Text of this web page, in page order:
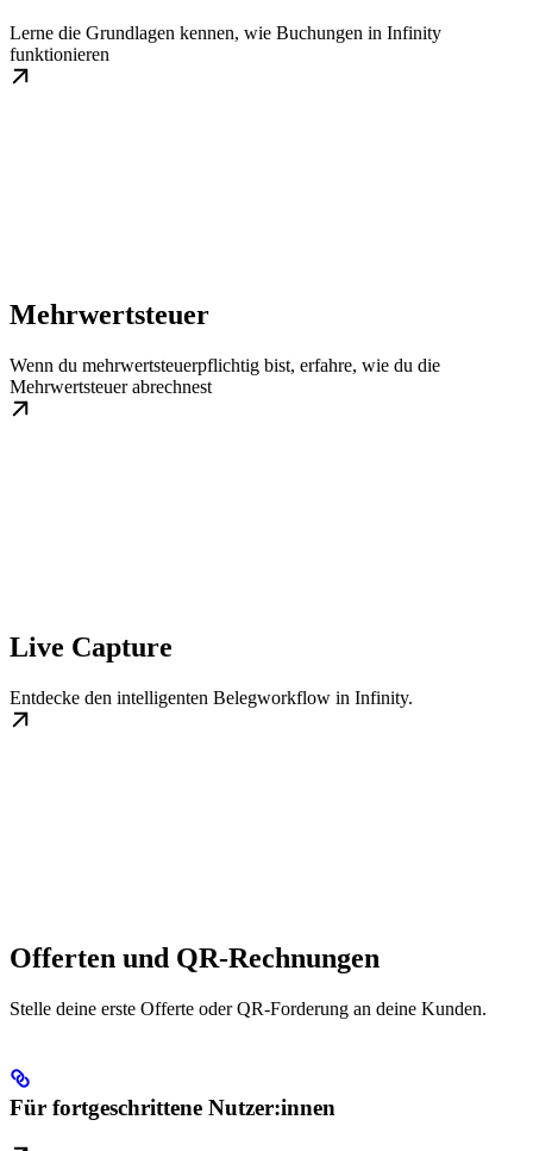
Lerne die Grundlagen kennen, wie Buchungen in Infinity
funktionieren
Mehrwertsteuer
Wenn du mehrwertsteuerpflichtig bist, erfahre, wie du die
Mehrwertsteuer abrechnest
Live Capture
Entdecke den intelligenten Belegworkflow in Infinity.
Offerten und QR-Rechnungen
Stelle deine erste Offerte oder QR-Forderung an deine Kunden.
Für fortgeschrittene Nutzer:innen